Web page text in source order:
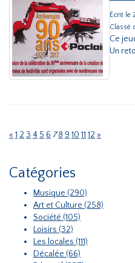
Écrit le
Classé
Ce
Un
« 1 2 3 4 5 6 7 8 9 10 11 12 »
Catégories
Musique (290)
Art et Culture (258)
Société (105)
Loisirs (32)
Les locales (111)
Décalée (66)